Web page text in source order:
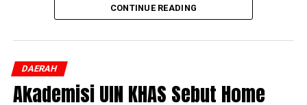
mengatakan bahwa NADI JKN merupakan salah satu
strategi retensi dan reaktivasi peserta untuk menjaga
keberlangsungan perlindungan kesehatan masyarakat
sekaligus mendukung peningkatan keaktifan peserta
Program JKN.
CONTINUE READING
DAERAH
Akademisi UIN KHAS Sebut Home